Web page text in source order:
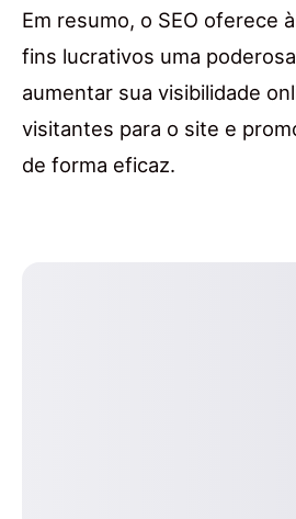
Em resumo, o SEO oferece
fins lucrativos uma
aumentar sua visibilidade
visitantes para o site e
de forma eficaz.